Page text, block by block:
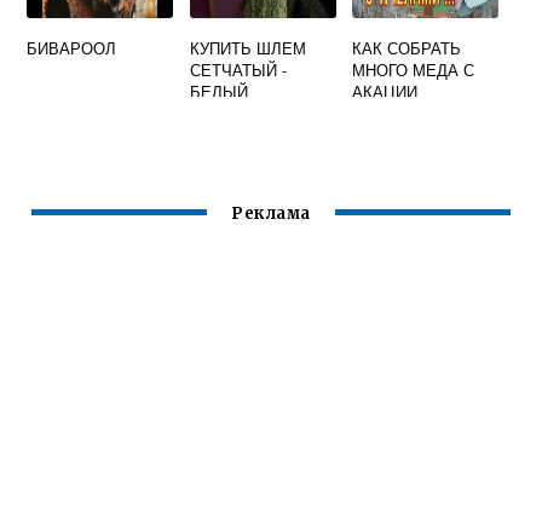
БИВАРООЛ
КУПИТЬ ШЛЕМ
СЕТЧАТЫЙ -
БЕЛЫЙ
КАК СОБРАТЬ
МНОГО МЕДА С
АКАЦИИ
Реклама